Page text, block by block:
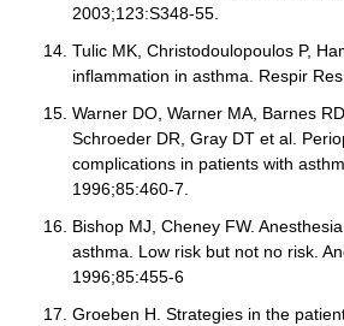
2003;123:S348-55.
Tulic MK, Christodoulopoulos P,
inflammation in asthma. Respir
Warner DO, Warner MA, Barnes
Schroeder DR, Gray DT et al.
complications in patients with
1996;85:460-7.
Bishop MJ, Cheney FW.
asthma. Low risk but not no risk.
1996;85:455-6
Groeben H. Strategies in the